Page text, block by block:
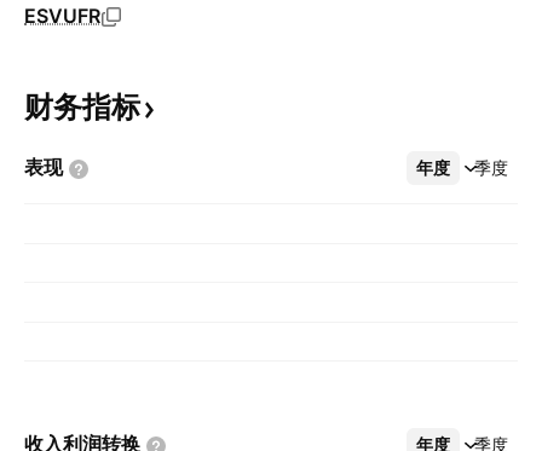
ESVUFR
财务指标
表现 年度 季度
更多
收入利润转换 年度 季度
更多